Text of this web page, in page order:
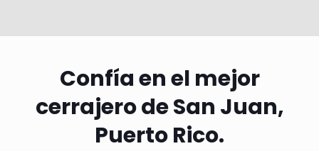
Confía en el mejor
cerrajero de San Juan,
Puerto Rico.